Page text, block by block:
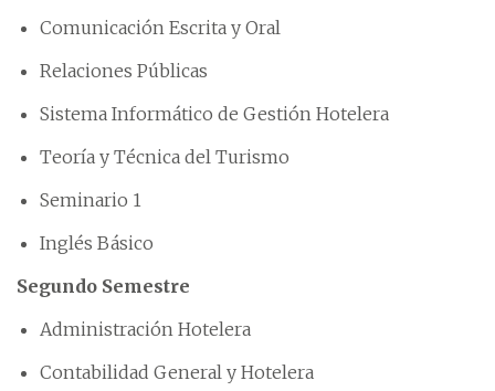
Comunicación Escrita y Oral
Relaciones Públicas
Sistema Informático de Gestión Hotelera
Teoría y Técnica del Turismo
Seminario 1
Inglés Básico
Segundo Semestre
Administración Hotelera
Contabilidad General y Hotelera